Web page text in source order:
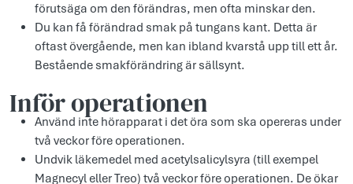
förutsäga om den förändras, men ofta minskar den.
Du kan få förändrad smak på tungans kant. Detta är
oftast övergående, men kan ibland kvarstå upp till ett år.
Bestående smakförändring är sällsynt.
Inför operationen
Använd inte hörapparat i det öra som ska opereras under
två veckor före operationen.
Undvik läkemedel med acetylsalicylsyra (till exempel
Magnecyl eller Treo) två veckor före operationen. De ökar